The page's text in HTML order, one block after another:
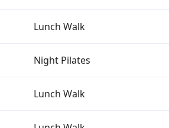
Lunch Walk
Night Pilates
Lunch Walk